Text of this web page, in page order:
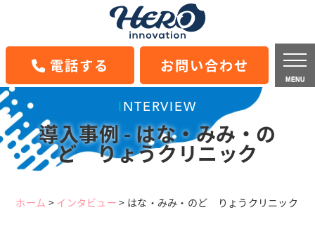
電話する お問い合わせ
MENU
INTERVIEW
導入事例 - はな・みみ・の
ど りょうクリニック
ホーム > インタビュー > はな・みみ・のど りょうクリニック